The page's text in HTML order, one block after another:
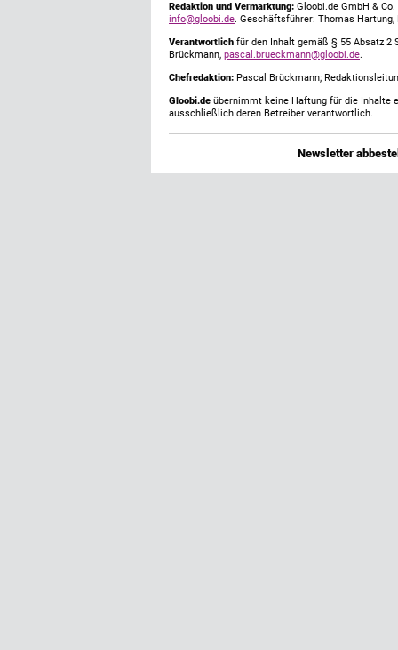
Redaktion und Vermarktung: Gloobi.de GmbH &
info@gloobi.de. Geschäftsführer: Thomas
Verantwortlich für den Inhalt gemäß § 55 Absatz 2
Brückmann, pascal.brueckmann@gloobi.de.
Chefredaktion: Pascal Brückmann;
Gloobi.de übernimmt keine Haftung für die Inhalte
ausschließlich deren Betreiber verantwortlich.
Newsletter